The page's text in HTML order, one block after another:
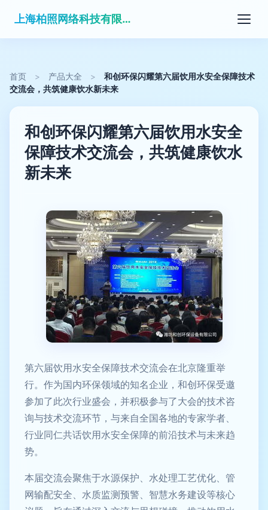
上海柏照网络科技有限公司
首页 > 产品大全 >
和创环保闪耀第六届饮用水安全保障技术
交流会，共筑健康饮水新未来
和创环保闪耀第六届饮用水安全
保障技术交流会，共筑健康饮水
新未来
第六届饮用水安全保障技术交流会在北京隆重举
行。作为国内环保领域的知名企业，和创环保受邀
参加了此次行业盛会，并积极参与了大会的技术咨
询与技术交流环节，与来自全国各地的专家学者、
行业同仁共话饮用水安全保障的前沿技术与未来趋
势。
本届交流会聚焦于水源保护、水处理工艺优化、管
网输配安全、水质监测预警、智慧水务建设等核心